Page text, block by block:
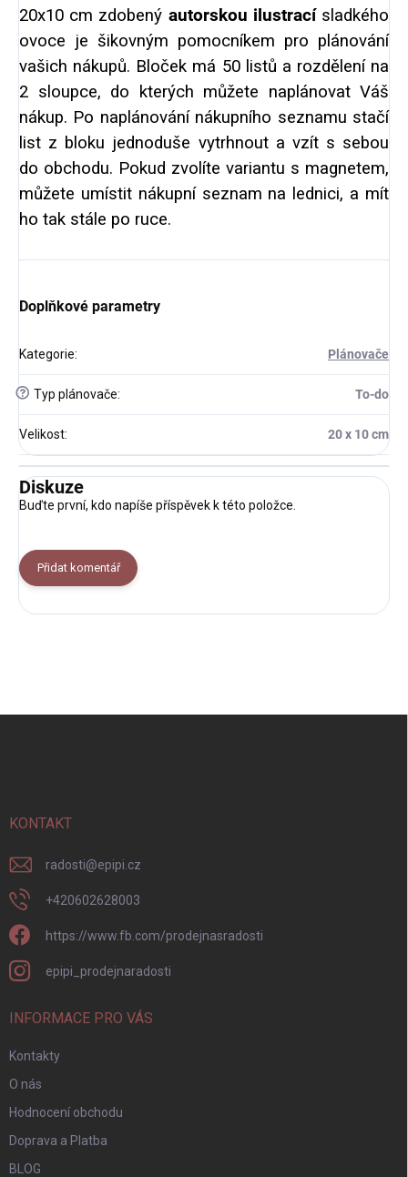
20x10 cm zdobený autorskou ilustracísladkého
ovoce je šikovným pomocníkem pro plánování
vašich nákupů. Bloček má 50 listů a rozdělení na
2 sloupce, do kterých můžete naplánovat Váš
nákup. Po naplánování nákupního seznamu stačí
list z bloku jednoduše vytrhnout a vzít s sebou
do obchodu. Pokud zvolíte variantu s magnetem,
můžete umístit nákupní seznam na lednici, a mít
ho tak stále po ruce.
Doplňkové parametry
Kategorie: Plánovače
? Typ plánovače: To-do
Velikost: 20 x 10 cm
Diskuze
Buďte první, kdo napíše příspěvek k této položce.
Přidat komentář
KONTAKT
radosti@epipi.cz
+420602628003
https://www.fb.com/prodejnasradosti
epipi_prodejnaradosti
INFORMACE PRO VÁS
Kontakty
O nás
Hodnocení obchodu
Doprava a Platba
BLOG